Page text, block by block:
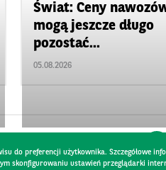
Świat: Ceny
mogą jeszcze długo
pozostać...
05.08.2026
do preferencji użytkownika. Szczegółowe
skonfigurowaniu ustawień przeglądarki